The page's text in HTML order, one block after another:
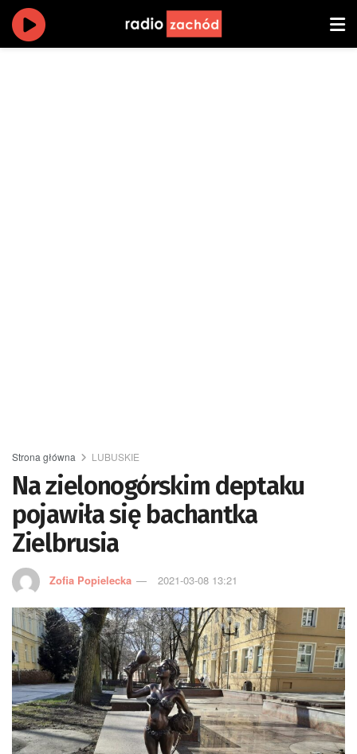
Strona główna LUBUSKIE
Na zielonogórskim deptaku
pojawiła się bachantka
Zielbrusia
Zofia Popielecka 2021-03-08 13:21